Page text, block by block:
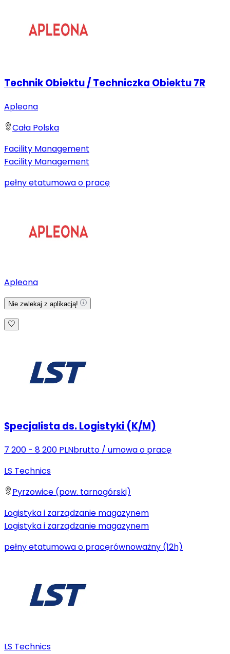
Technik Obiektu / Techniczka Obiektu 7R
Apleona
Cała Polska
Facility Management
Facility Management
pełny etatumowa o pracę
Apleona
Nie zwlekaj z aplikacją!
Specjalista ds. Logistyki (K/M)
7 200 - 8 200 PLNbrutto / umowa o pracę
LS Technics
Pyrzowice (pow. tarnogórski)
Logistyka i zarządzanie magazynem
Logistyka i zarządzanie magazynem
pełny etatumowa o pracęrównoważny (12h)
LS Technics